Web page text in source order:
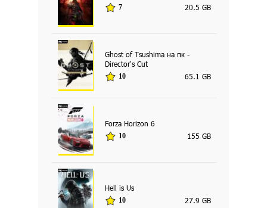
7 20.5 GB
Ghost of Tsushima на пк -
Director's Cut
10 65.1 GB
Forza Horizon 6
10 155 GB
Hell is Us
10 27.9 GB